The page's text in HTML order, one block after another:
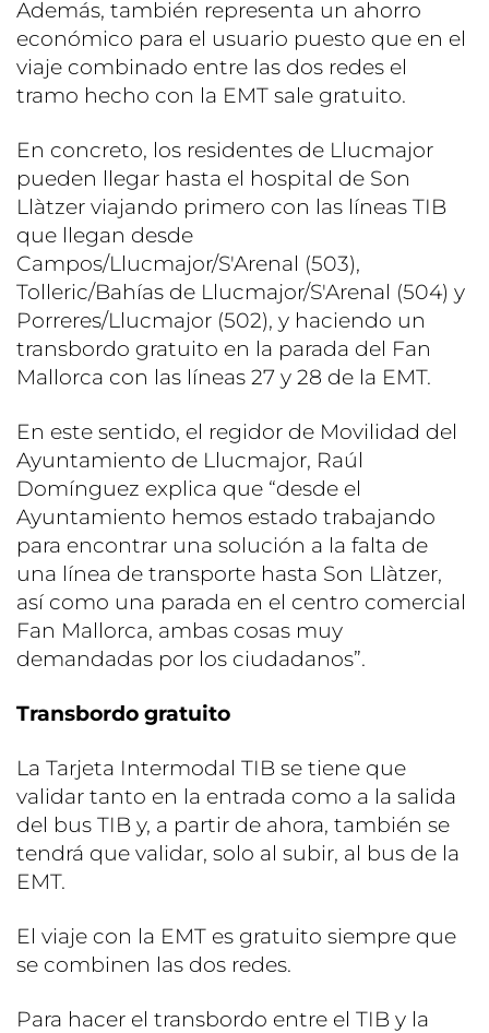
Además, también representa un ahorro
económico para el usuario puesto que en el
viaje combinado entre las dos redes el
tramo hecho con la EMT sale gratuito.
En concreto, los residentes de Llucmajor
pueden llegar hasta el hospital de Son
Llàtzer viajando primero con las líneas TIB
que llegan desde
Campos/Llucmajor/S'Arenal (503),
Tolleric/Bahías de Llucmajor/S'Arenal (504) y
Porreres/Llucmajor (502), y haciendo un
transbordo gratuito en la parada del Fan
Mallorca con las líneas 27 y 28 de la EMT.
En este sentido, el regidor de Movilidad del
Ayuntamiento de Llucmajor, Raúl
Domínguez explica que “desde el
Ayuntamiento hemos estado trabajando
para encontrar una solución a la falta de
una línea de transporte hasta Son Llàtzer,
así como una parada en el centro comercial
Fan Mallorca, ambas cosas muy
demandadas por los ciudadanos”.
Transbordo gratuito
La Tarjeta Intermodal TIB se tiene que
validar tanto en la entrada como a la salida
del bus TIB y, a partir de ahora, también se
tendrá que validar, solo al subir, al bus de la
EMT.
El viaje con la EMT es gratuito siempre que
se combinen las dos redes.
Para hacer el transbordo entre el TIB y la